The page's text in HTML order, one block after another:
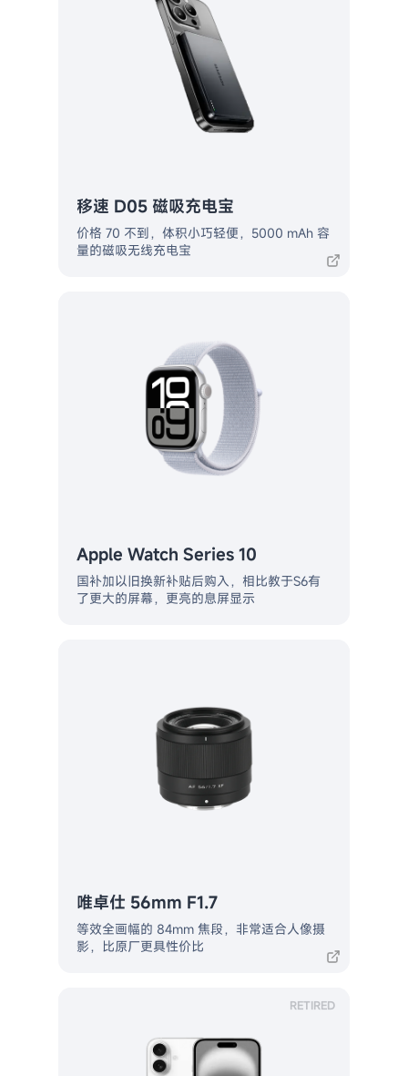
移速 D05 磁吸充电宝
价格 70 不到，体积小巧轻便，5000 mAh 容
量的磁吸无线充电宝
Apple Watch Series 10
国补加以旧换新补贴后购入，相比教于S6有
了更大的屏幕，更亮的息屏显示
唯卓仕 56mm F1.7
等效全画幅的 84mm 焦段，非常适合人像摄
影，比原厂更具性价比
RETIRED